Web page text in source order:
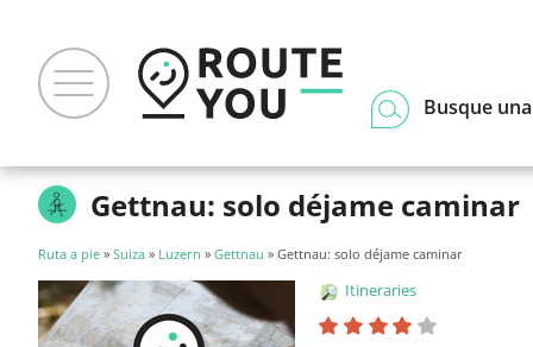
Busque
Gettnau: solo déjame caminar
Ruta a pie » Suiza » Luzern » Gettnau » Gettnau: solo déjame caminar
Itineraries